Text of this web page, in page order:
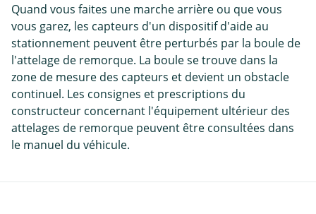
Quand vous faites une marche arrière ou que vous
vous garez, les capteurs d'un dispositif d'aide au
stationnement peuvent être perturbés par la boule de
l'attelage de remorque. La boule se trouve dans la
zone de mesure des capteurs et devient un obstacle
continuel. Les consignes et prescriptions du
constructeur concernant l'équipement ultérieur des
attelages de remorque peuvent être consultées dans
le manuel du véhicule.